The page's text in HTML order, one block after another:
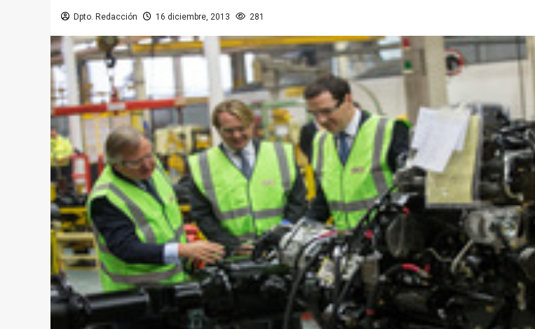
Dpto. Redacción 16 diciembre, 2013 281